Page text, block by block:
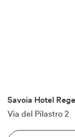
Savoia Hotel
Via del Pilastro 2